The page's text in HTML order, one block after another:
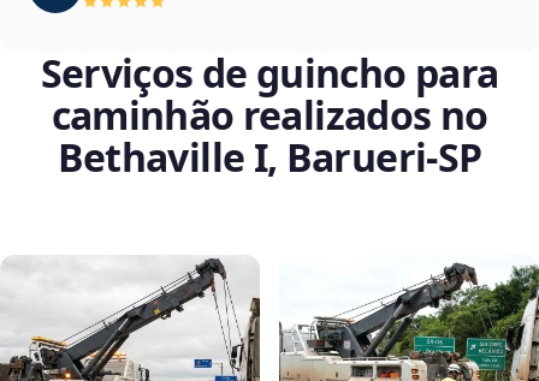
Serviços de guincho para
caminhão realizados no
Bethaville I, Barueri‑SP